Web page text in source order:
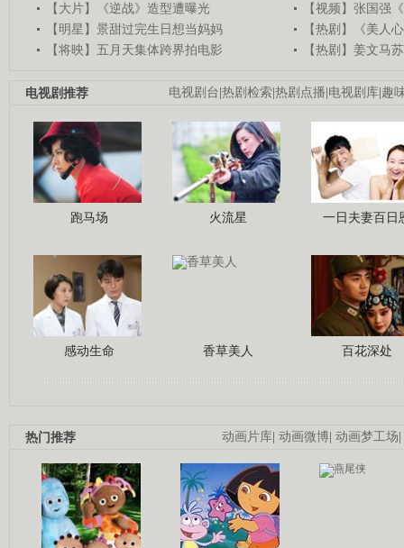
【大片】《逆战》造型遭曝光
【视频】张国强
【明星】景甜过完生日想当妈妈
【热剧】《美人
【将映】五月天集体跨界拍电影
【热剧】姜文马
电视剧台 热剧检索 热剧点播 电视剧库 趣
电视剧推荐
跑马场 火流星 一日夫妻百日
感动生命 香草美人 百花深处
动画片库 动画微博 动画梦工场
热门推荐